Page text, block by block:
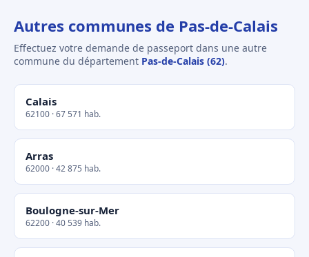
Autres communes de Pas-de-Calais
Effectuez votre demande de passeport dans une autre
commune du département Pas-de-Calais (62).
Calais
62100 · 67 571 hab.
Arras
62000 · 42 875 hab.
Boulogne-sur-Mer
62200 · 40 539 hab.